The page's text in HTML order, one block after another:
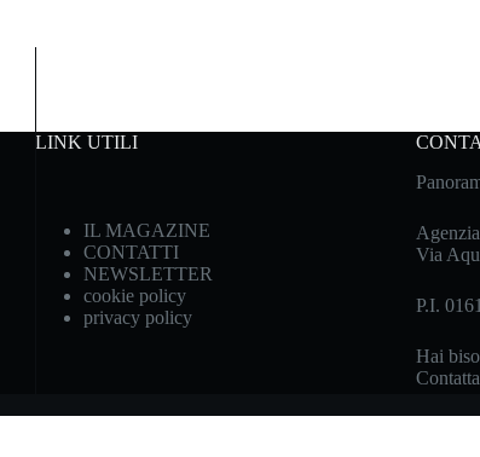
LINK UTILI
IL MAGAZINE
CONTATTI
NEWSLETTER
cookie policy
privacy policy
Via
P.I.
Hai